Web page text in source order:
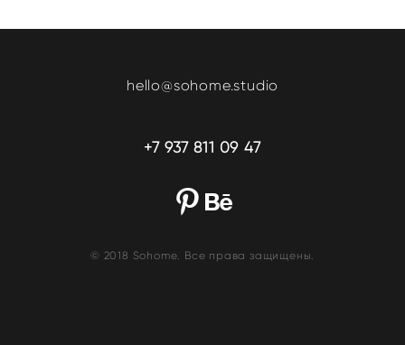
hello@sohome.studio
+7 937 811 09 47
© 2018 Sohome. Все права защищены.